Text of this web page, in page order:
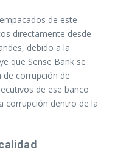
de este
directamente desde
debido a la
que Sense Bank se
corrupción de
de ese banco
corrupción dentro de la